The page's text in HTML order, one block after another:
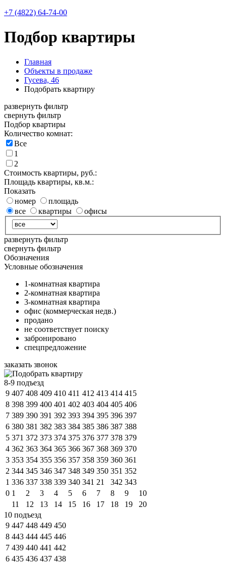
+7 (4822) 64-74-00
Подбор квартиры
Главная
Объекты в продаже
Гусева, 46
Подобрать квартиру
развернуть фильтр
свернуть фильтр
Подбор квартиры
Количество комнат:
Все
1
2
Стоимость квартиры, руб.:
Площадь квартиры, кв.м.:
Показать
номер
площадь
все
квартиры офисы
развернуть фильтр
свернуть фильтр
Обозначения
Условные обозначения
1-комнатная квартира
2-комнатная квартира
3-комнатная квартира
офис (коммерческая недв.)
продано
не соответствует поиску
забронировано
спецпредложение
заказать звонок
8-9 подъезд
9 407 408 409 410 411 412 413 414 415
8 398 399 400 401 402 403 404 405 406
7 389 390 391 392 393 394 395 396 397
6 380 381 382 383 384 385 386 387 388
5 371 372 373 374 375 376 377 378 379
4 362 363 364 365 366 367 368 369 370
3 353 354 355 356 357 358 359 360 361
2 344 345 346 347 348 349 350 351 352
1 336 337 338 339 340 341 21 342 343
0 1 2 3 4 5 6 7 8 9
10
11
12 13 14 15 16 17 18 19
20
10 подъезд
9 447 448 449 450
8 443 444 445 446
7 439 440 441 442
6 435 436 437 438